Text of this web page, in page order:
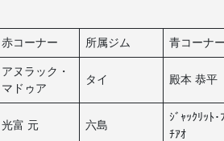
赤コーナー 所属ジム 青コーナー
アヌラック・
マドゥア
タイ 殿本 恭平
光富 元 六島
ｼﾞｬｯｸﾘｯﾄ･
ﾁｱｵ